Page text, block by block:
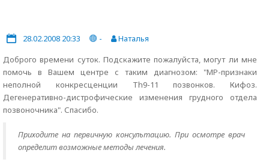
28.02.2008 20:33 -
Наталья
Доброго времени суток. Подскажите пожалуйста, могут ли мне
помочь в Вашем центре с таким диагнозом: "МР-признаки
неполной конкресценции Th9-11 позвонков. Кифоз.
Дегенеративно-дистрофические изменения грудного отдела
позвоночника". Спасибо.
Приходите на первичную консультацию. При осмотре врач
определит возможные методы лечения.